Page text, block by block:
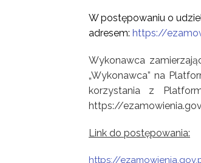
W postępowaniu o
adresem: https://
Wykonawca
„Wykonawca” na
korzystania z
https://
Link do postępowania:
https://